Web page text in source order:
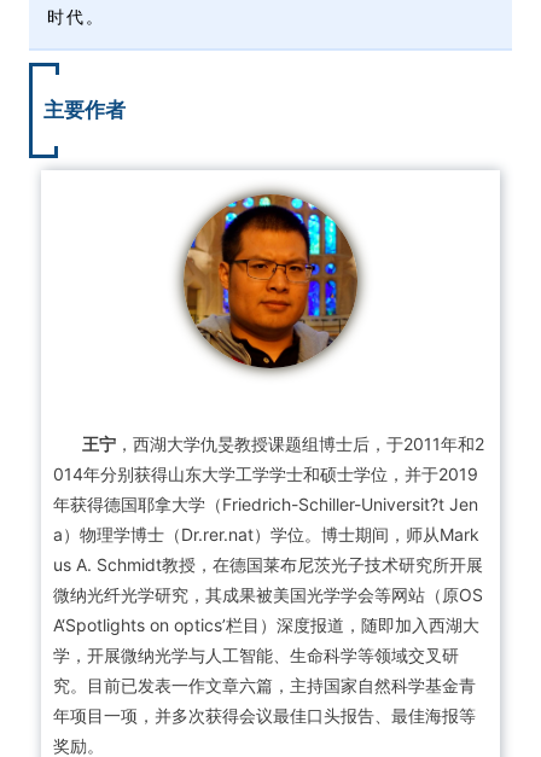
时代。
主要作者
王宁 ，西湖大学仇旻教授课题组博士后，于2011年和2
014年分别获得山东大学工学学士和硕士学位，并于2019
年获得德国耶拿大学（Friedrich-Schiller-Universit?t Jen
a）物理学博士（Dr.rer.nat）学位。博士期间，师从Mark
us A. Schmidt教授，在德国莱布尼茨光子技术研究所开展
微纳光纤光学研究，其成果被美国光学学会等网站（原OS
A‘Spotlights on optics’栏目）深度报道，随即加入西湖大
学，开展微纳光学与人工智能、生命科学等领域交叉研
究。目前已发表一作文章六篇，主持国家自然科学基金青
年项目一项，并多次获得会议最佳口头报告、最佳海报等
奖励。